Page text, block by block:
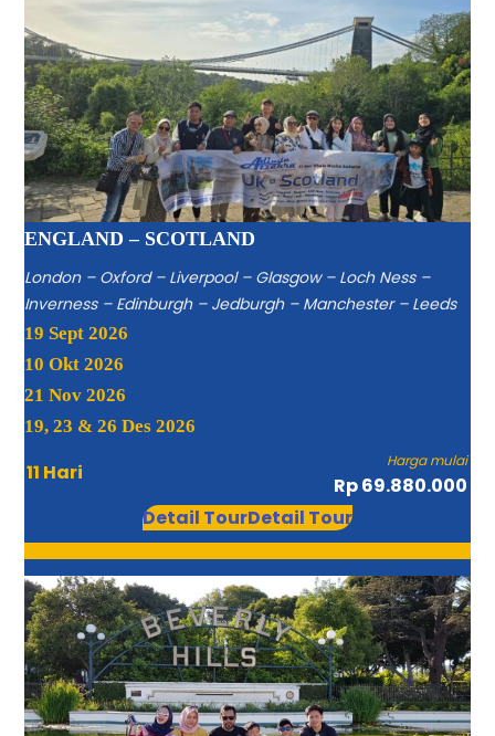
ENGLAND – SCOTLAND
London – Oxford – Liverpool – Glasgow – Loch Ness –
Inverness – Edinburgh – Jedburgh – Manchester – Leeds
19 Sept 2026
10 Okt 2026
21 Nov 2026
19, 23 & 26 Des 2026
11 Hari Harga mulai
Rp 69.880.000
Detail TourDetail Tour